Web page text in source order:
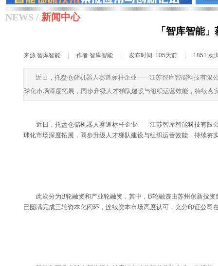
NEWS / 新闻中心
「智库智能
来源:智库智能 作者:智库智能 发布时间: 105天前 1851 次
近日，托盘仓储机器人赛道标杆企业——江苏智库智能科技有限
球化市场深度拓展，同步升级人才梯队建设与组织运营效能，持续
近日，托盘仓储机器人赛道标杆企业——江苏智库智能科技有限
球化市场深度拓展，同步升级人才梯队建设与组织运营效能，持续
此次分为B轮融资和产业轮融资，其中，B轮融资由苏州创新投
已圆满完成三轮资本化闭环，连续资本市场高度认可，充分印证公司